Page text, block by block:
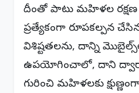
దీంతో పాటు మహిళల రక్షణ
ప్రత్యేకంగా రూపకల్పన
విశిష్టతలను, దాన్ని
ఉపయోగించాలో, దాని ద్వారా
గురించి మహిళలకు